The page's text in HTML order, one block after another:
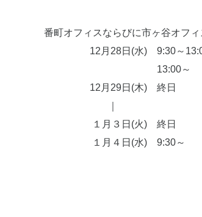
症例集
番町オフィスならびに市ヶ谷オフ
12月28日(水) 9:30～
13:00～
12月29日(木) 終日
１月３日(火) 終日
１月４日(水) 9:30～